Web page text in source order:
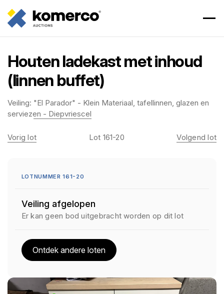
Houten ladekast met inhoud
(linnen buffet)
Veiling: "El Parador" - Klein Materiaal, tafellinnen, glazen en
serviezen - Diepvriescel
Vorig lot Lot 161-20 Volgend lot
LOTNUMMER 161-20
Veiling afgelopen
Er kan geen bod uitgebracht worden op dit lot
Ontdek andere loten